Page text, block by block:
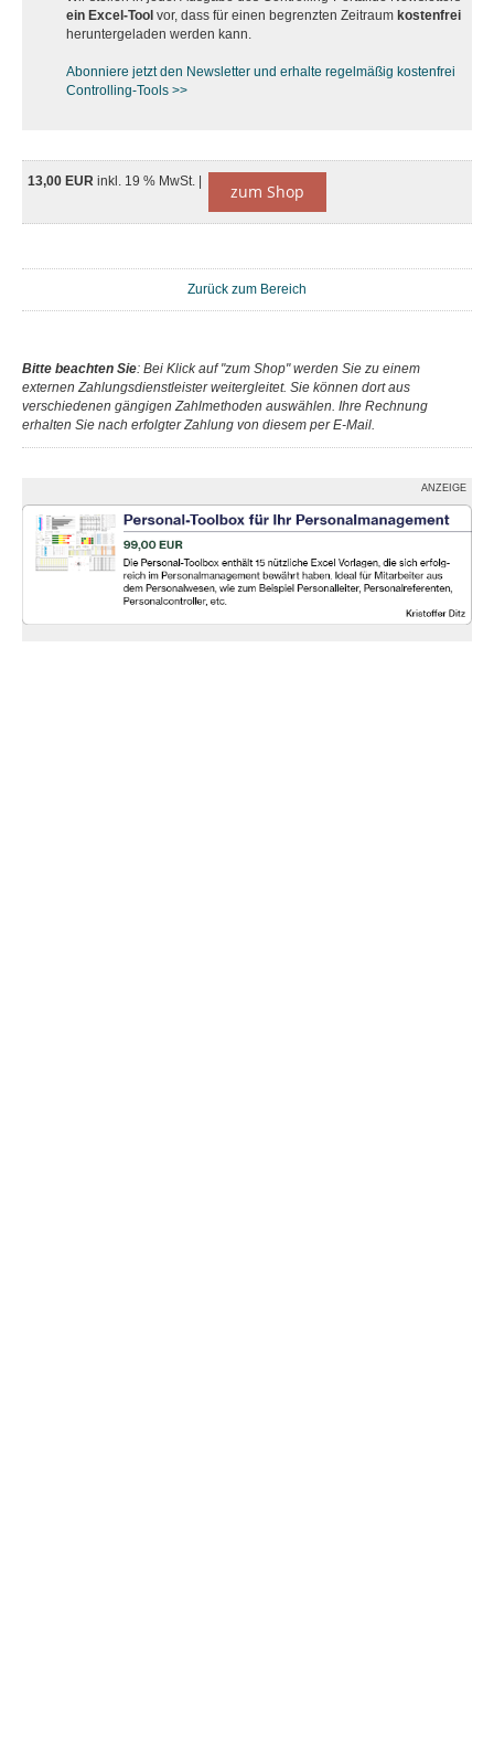
ein Excel-Tool vor, dass für einen begrenzten Zeitraum kostenfrei
heruntergeladen werden kann.
Abonniere jetzt den Newsletter und erhalte regelmäßig kostenfrei
Controlling-Tools >>
13,00 EUR inkl. 19 % MwSt. | zum Shop
Zurück zum Bereich
Bitte beachten Sie: Bei Klick auf "zum Shop" werden Sie zu einem
externen Zahlungsdienstleister weitergleitet. Sie können dort aus
verschiedenen gängigen Zahlmethoden auswählen. Ihre Rechnung
erhalten Sie nach erfolgter Zahlung von diesem per E-Mail.
ANZEIGE